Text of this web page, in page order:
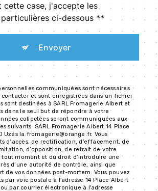
cette case, j'accepte les
ci-dessous **
Envoyer
communiquées sont nécessaires
contacter et sont enregistrées dans un fichier
sont destinées à SARL Fromagerie Albert et
dans le seul but de répondre à votre
collectées seront communiquées aux
suivants: SARL Fromagerie Albert 14 Place
Uzés la.fromagerie@orange.fr. Vous
d’accès, de rectification, d’effacement, de
d’opposition, de retrait de votre
moment et du droit d’introduire une
d’une autorité de contrôle, ainsi que
de vos données post-mortem. Vous pouvez
par voie postale à l'adresse 14 Place Albert
par courrier électronique à l'adresse